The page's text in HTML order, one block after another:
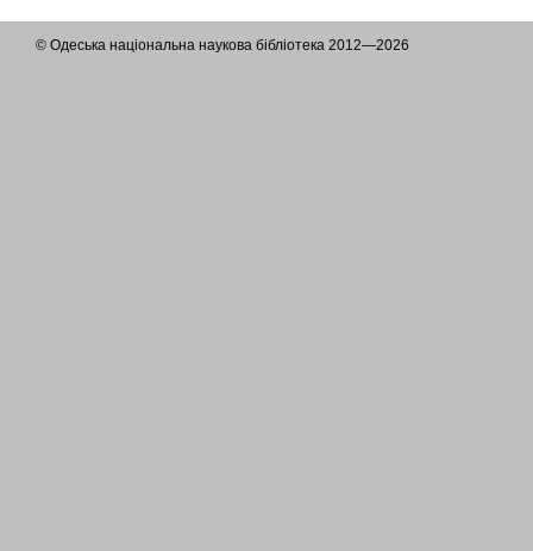
© Одеська національна наукова бібліотека 2012—2026